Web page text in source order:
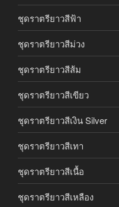
ชุดราตรียาวสีฟ้า
ชุดราตรียาวสีม่วง
ชุดราตรียาวสีส้ม
ชุดราตรียาวสีเขียว
ชุดราตรียาวสีเงิน Silver
ชุดราตรียาวสีเทา
ชุดราตรียาวสีเนื้อ
ชุดราตรียาวสีเหลือง